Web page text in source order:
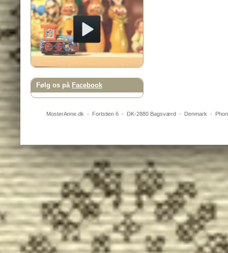
Følg os på Facebook
MosterAnne.dk - Fortstien 6- DK-2880 Bagsværd- Denmark -